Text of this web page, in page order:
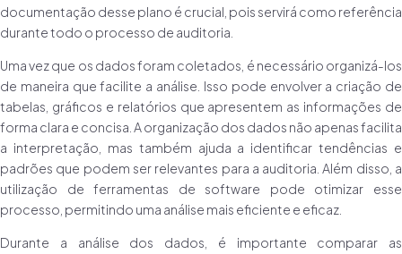
documentação desse plano é crucial, pois servirá como referência
durante todo o processo de auditoria.
Uma vez que os dados foram coletados, é necessário organizá-los
de maneira que facilite a análise. Isso pode envolver a criação de
tabelas, gráficos e relatórios que apresentem as informações de
forma clara e concisa. A organização dos dados não apenas facilita
a interpretação, mas também ajuda a identificar tendências e
padrões que podem ser relevantes para a auditoria. Além disso, a
utilização de ferramentas de software pode otimizar esse
processo, permitindo uma análise mais eficiente e eficaz.
Durante a análise dos dados, é importante comparar as